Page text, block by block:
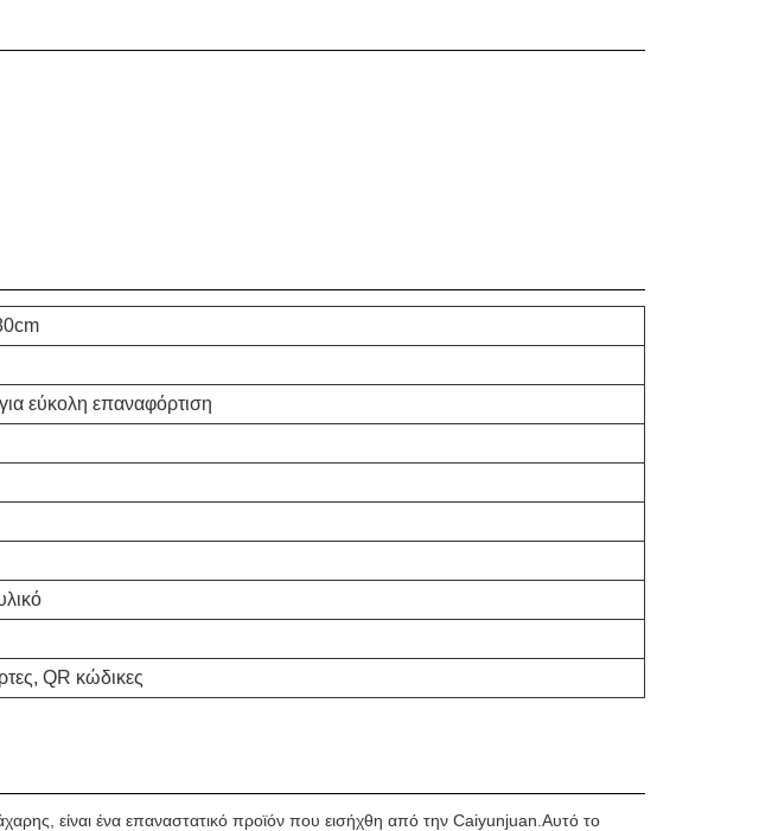
εύκολη επαναφόρτιση
QR κώδικες
είναι ένα επαναστατικό προϊόν που εισήχθη από την Caiyunjuan.Αυτό το